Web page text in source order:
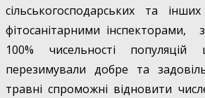
сільськогосподарських та
фітосанітарними інспекторами,
100% чисельності популяцій
перезимували добре та
травні спроможні відновити